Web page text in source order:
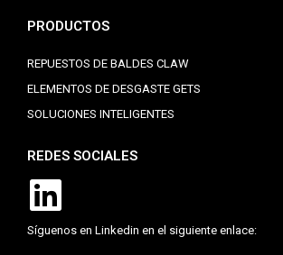
PRODUCTOS
REPUESTOS DE BALDES CLAW
ELEMENTOS DE DESGASTE GETS
SOLUCIONES INTELIGENTES
REDES SOCIALES
Síguenos en Linkedin en el siguiente enlace: